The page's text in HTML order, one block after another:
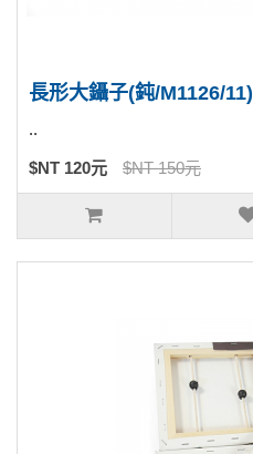
長形大鑷子(鈍/M1126/11)
..
$NT 120元 $NT 150元